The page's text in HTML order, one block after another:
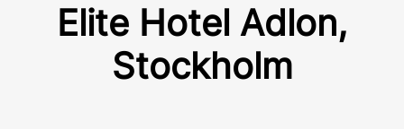
Elite Hotel Adlon,
Stockholm